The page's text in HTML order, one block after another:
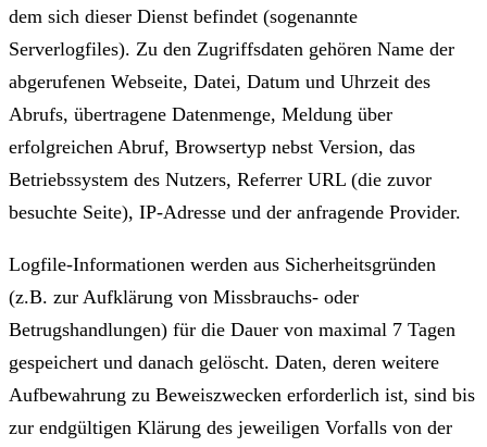
dem sich dieser Dienst befindet (sogenannte
Serverlogfiles). Zu den Zugriffsdaten gehören Name der
abgerufenen Webseite, Datei, Datum und Uhrzeit des
Abrufs, übertragene Datenmenge, Meldung über
erfolgreichen Abruf, Browsertyp nebst Version, das
Betriebssystem des Nutzers, Referrer URL (die zuvor
besuchte Seite), IP-Adresse und der anfragende Provider.
Logfile-Informationen werden aus Sicherheitsgründen
(z.B. zur Aufklärung von Missbrauchs- oder
Betrugshandlungen) für die Dauer von maximal 7 Tagen
gespeichert und danach gelöscht. Daten, deren weitere
Aufbewahrung zu Beweiszwecken erforderlich ist, sind bis
zur endgültigen Klärung des jeweiligen Vorfalls von der